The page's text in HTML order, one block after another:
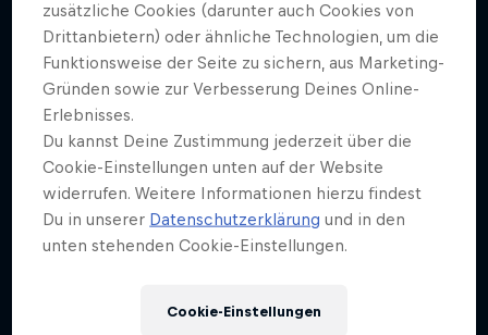
zusätzliche Cookies (darunter auch Cookies von
Drittanbietern) oder ähnliche Technologien, um die
Funktionsweise der Seite zu sichern, aus Marketing-
Gründen sowie zur Verbesserung Deines Online-
Erlebnisses.
Du kannst Deine Zustimmung jederzeit über die
Cookie-Einstellungen unten auf der Website
widerrufen. Weitere Informationen hierzu findest
Du in unserer Datenschutzerklärung und in den
unten stehenden Cookie-Einstellungen.
Cookie-Einstellungen